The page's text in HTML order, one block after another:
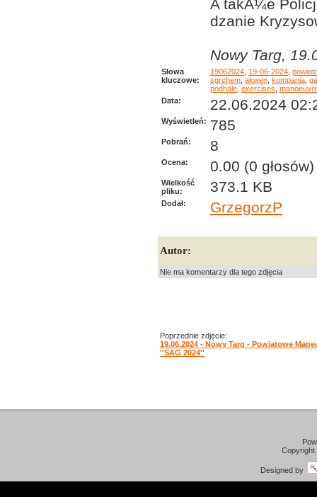
A takÅ¼e
dzanie
Nowy Targ,
Słowa
kluczowe:
19062024 19-06-2024
sgrchem akwen kompania
podhale exercises
Data:
22.06.2024
Wyświetleń: 785
Pobrań: 8
Ocena: 0.00 (0 głosów)
Wielkość
pliku:
373.1 KB
Dodał: GrzegorzP
Autor:
Nie ma komentarzy dla tego zdjęcia
Poprzednie zdjęcie:
19.06.2024 - Nowy Targ - Powiatowe
''SAG 2024''
Designed by